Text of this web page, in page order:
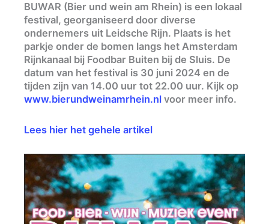
BUWAR (Bier und wein am Rhein) is een lokaal
festival, georganiseerd door diverse
ondernemers uit Leidsche Rijn. Plaats is het
parkje onder de bomen langs het Amsterdam
Rijnkanaal bij Foodbar Buiten bij de Sluis. De
datum van het festival is 30 juni 2024 en de
tijden zijn van 14.00 uur tot 22.00 uur. Kijk op
www.bierundweinamrhein.nl voor meer info.
Lees hier het gehele artikel